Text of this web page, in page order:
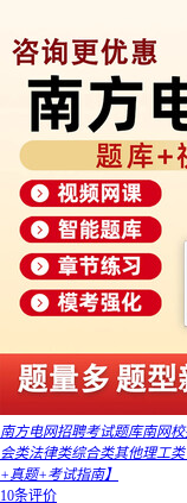
南方电网招聘考试题库南网
会类法律类综合类其他理工
+真题+考试指南】
10条评价